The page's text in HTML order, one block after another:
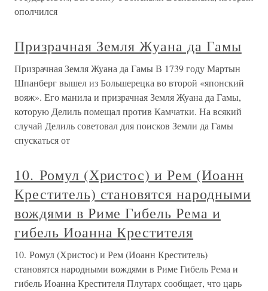
ополчился
Призрачная Земля Жуана да Гамы
Призрачная Земля Жуана да Гамы В 1739 году Мартын
Шпанберг вышел из Большерецка во второй «японский
вояж». Его манила и призрачная Земля Жуана да Гамы,
которую Делиль помещал против Камчатки. На всякий
случай Делиль советовал для поисков Земли да Гамы
спускаться от
10. Ромул (Христос) и Рем (Иоанн
Креститель) становятся народными
вождями в Риме Гибель Рема и
гибель Иоанна Крестителя
10. Ромул (Христос) и Рем (Иоанн Креститель)
становятся народными вождями в Риме Гибель Рема и
гибель Иоанна Крестителя Плутарх сообщает, что царь